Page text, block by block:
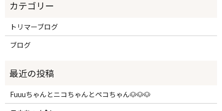
トリマーブログ
ブログ
Fuuuちゃんとニコちゃんとペコちゃん🐶🐶🐶